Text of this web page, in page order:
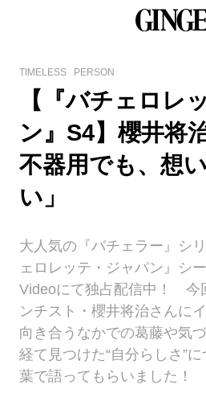
TIMELESS PERSON
【『バチェロレ
ン』S4】櫻井将
不器用でも、想
い」
大人気の『バチェラー』シ
ェロレッテ・ジャパン』シ
Videoにて独占配信中！ 今
ンチスト・櫻井将治さんに
向き合うなかでの葛藤や気
経て見つけた“自分らしさ”
葉で語ってもらいました！